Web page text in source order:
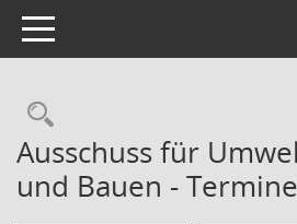
Toggle navigation
Rechercheauswahl
Ausschuss für
und Bauen -